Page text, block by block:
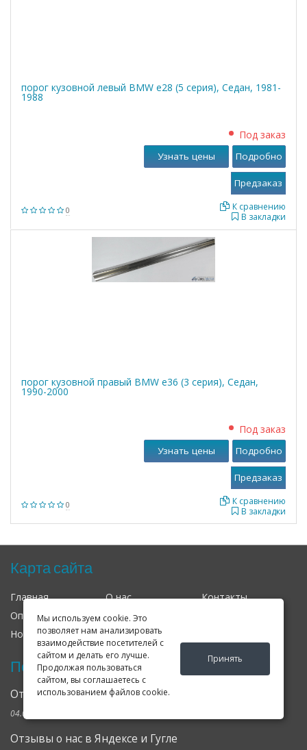
Мы используем cookie. Это
позволяет нам анализировать
взаимодействие посетителей с
сайтом и делать его лучше.
Продолжая пользоваться
сайтом, вы соглашаетесь с
использованием файлов cookie.
Принять
порог кузовной левый BMW е28 (5 серия), Седан, 1981-
1988
0
Под заказ
В закладки
К сравнению
Узнать цены Подробно
порог кузовной правый BMW е36 (3 серия), Седан,
1990-2000
0
Под заказ
В закладки
К сравнению
Узнать цены Подробно
Карта сайта
Главная О нас
Контакты
Оплата
Доставка
Новости
Оферта
Последние новости
Открылся клубный сервис Geely в Петербурге
04.09.2024
Отзывы о нас в Яндексе и Гугле